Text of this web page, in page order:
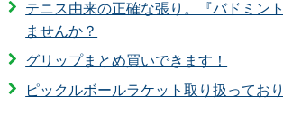
テニス由来の正確な張り。『バドミン
ませんか？
グリップまとめ買いできます！
ピックルボールラケット取り扱っており